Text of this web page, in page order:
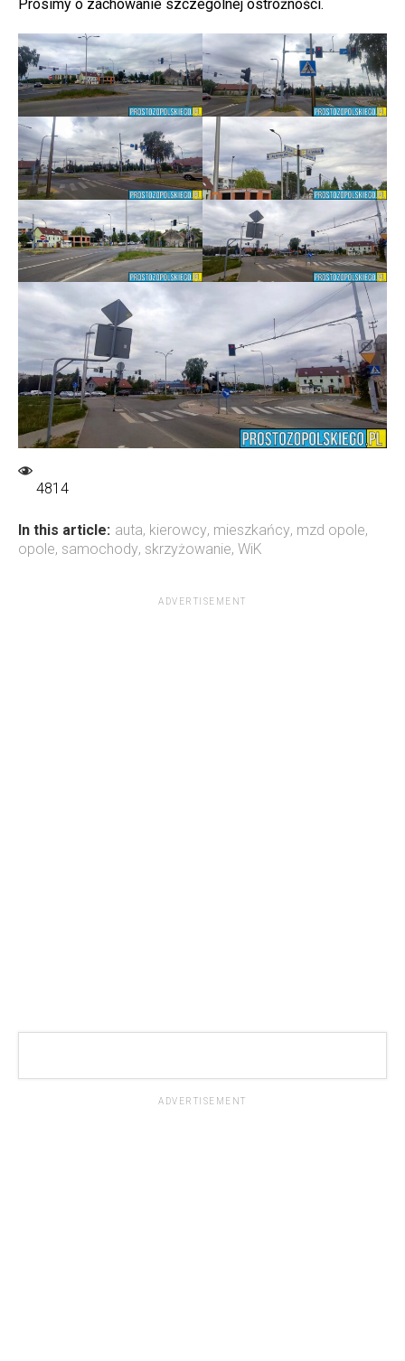
Prosimy o zachowanie szczególnej ostrożności.
4814
In this article: auta, kierowcy, mieszkańcy, mzd opole,
opole, samochody, skrzyżowanie, WiK
ADVERTISEMENT
ADVERTISEMENT